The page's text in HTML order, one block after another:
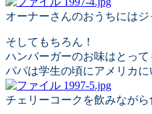
オーナーさんのおうちには
そしてもちろん！
ハンバーガーのお味はとって
パパは学生の頃にアメリカ
チェリーコークを飲みなが